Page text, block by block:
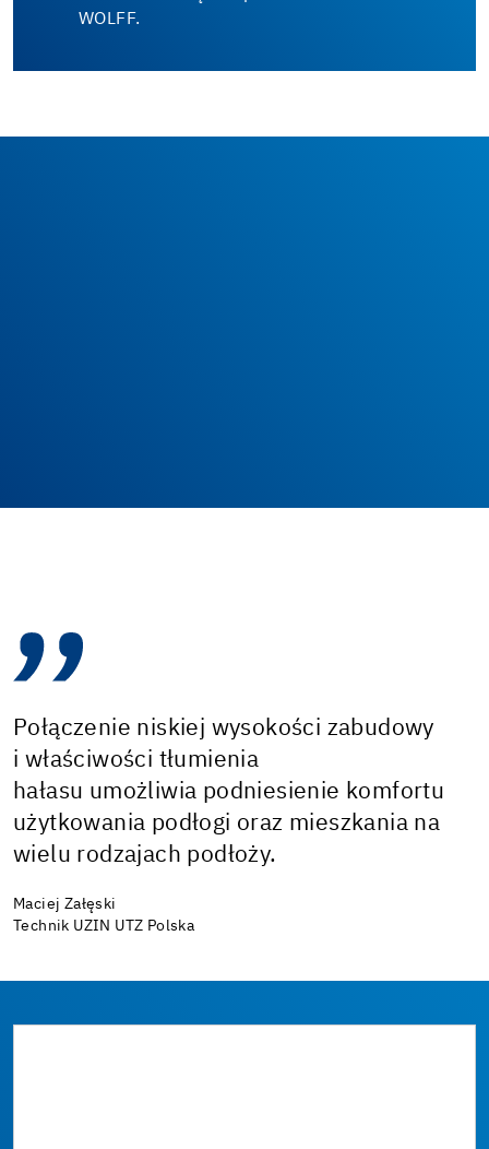
WOLFF.
Połączenie niskiej wysokości zabudowy
i właściwości tłumienia
hałasu umożliwia podniesienie komfortu
użytkowania podłogi oraz mieszkania na
wielu rodzajach podłoży.
Maciej Załęski
Technik UZIN UTZ Polska